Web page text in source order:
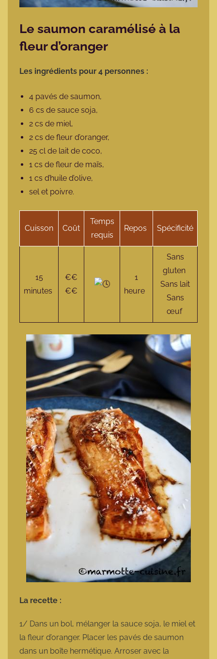
Le saumon caramélisé à la
fleur d’oranger
Les ingrédients pour 4 personnes :
4 pavés de saumon,
6 cs de sauce soja,
2 cs de miel,
2 cs de fleur d’oranger,
25 cl de lait de coco,
1 cs de fleur de maïs,
1 cs d’huile d’olive,
sel et poivre.
Cuisson Coût
Temps
requis
Repos Spécificité
15
minutes
€€
€€
1
heure
Sans
gluten
Sans lait
Sans
œuf
La recette :
1/ Dans un bol, mélanger la sauce soja, le miel et
la fleur d’oranger. Placer les pavés de saumon
dans un boîte hermétique. Arroser avec la